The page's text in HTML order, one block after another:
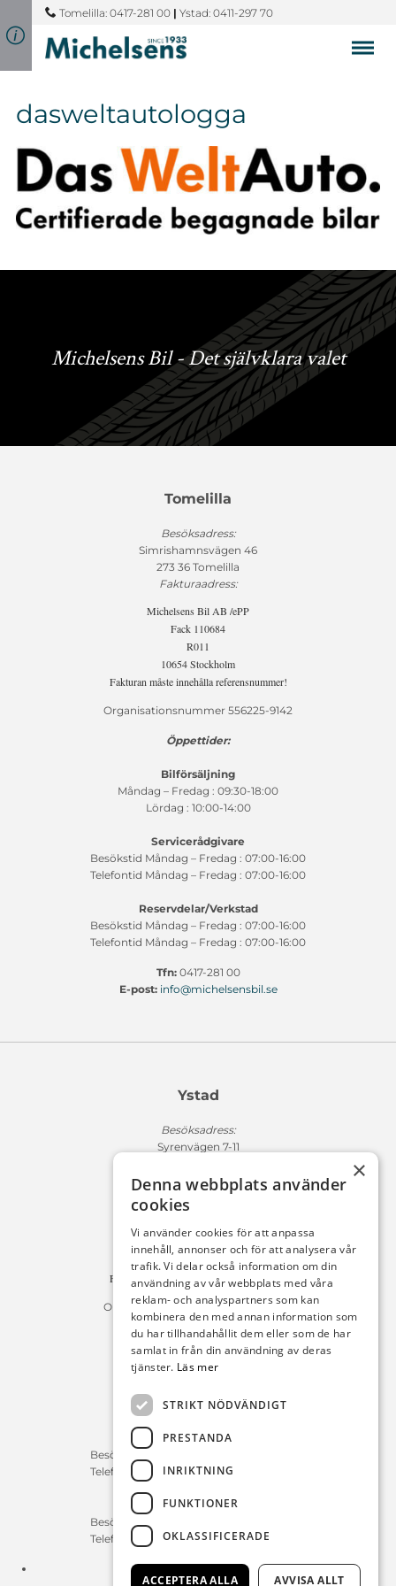
Tomelilla: 0417-281 00 | Ystad: 0411-297 70
dasweltautologga
Michelsens Bil - Det självklara valet
Tomelilla
Besöksadress:
Simrishamnsvägen 46
273 36 Tomelilla
Fakturaadress:
Michelsens Bil AB /ePP
Fack 110684
R011
10654 Stockholm
Fakturan måste innehålla referensnummer!
Organisationsnummer 556225-9142
Öppettider:
Bilförsäljning
Måndag – Fredag : 09:30-18:00
Lördag : 10:00-14:00
Servicerådgivare
Besökstid Måndag – Fredag : 07:00-16:00
Telefontid Måndag – Fredag : 07:00-16:00
Reservdelar/Verkstad
Besökstid Måndag – Fredag : 07:00-16:00
Telefontid Måndag – Fredag : 07:00-16:00
Tfn:0417-281 00
E-post: info@michelsensbil.se
Ystad
Besöksadress:
Syrenvägen 7-11
Fakturaadress:
Michelsens Bil AB /ePP
Fack 110684
10654 Stockholm
Fakturan måste innehålla referensnummer!
Organisationsnummer 556225-9142
Öppettider:
Bilförsäljning
Lördag : 10:00-14:00
Servicerådgivare
Besökstid Måndag – Fredag : 07:00-16:00
Telefontid Måndag – Fredag : 07:00-16:00
Reservdelar/Verkstad
Besökstid Måndag – Fredag : 07:00-16:00
Telefontid Måndag – Fredag : 07:00-16:00
0411-297 70
×
Denna webbplats använder
cookies
Vi använder cookies för att anpassa
innehåll, annonser och för att analysera vår
trafik. Vi delar också information om din
användning av vår webbplats med våra
reklam- och analyspartners som kan
kombinera den med annan information som
du har tillhandahållit dem eller som de har
samlat in från din användning av deras
tjänster. Läs mer
STRIKT NÖDVÄNDIGT
PRESTANDA
INRIKTNING
FUNKTIONER
OKLASSIFICERADE
ACCEPTERA ALLA AVVISA ALLT